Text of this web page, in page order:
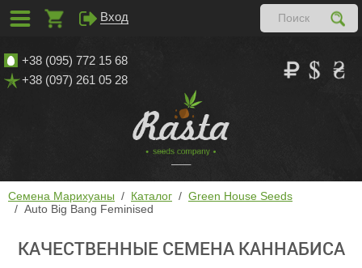
+38 (095) 772 15 68
+38 (097) 261 05 28
Семена Марихуаны Каталог
Green House Seeds
Auto Big Bang Feminised
КАЧЕСТВЕННЫЕ СЕМЕНА КАННАБИСА
Вход